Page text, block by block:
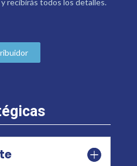
recibirás todos los detalles.